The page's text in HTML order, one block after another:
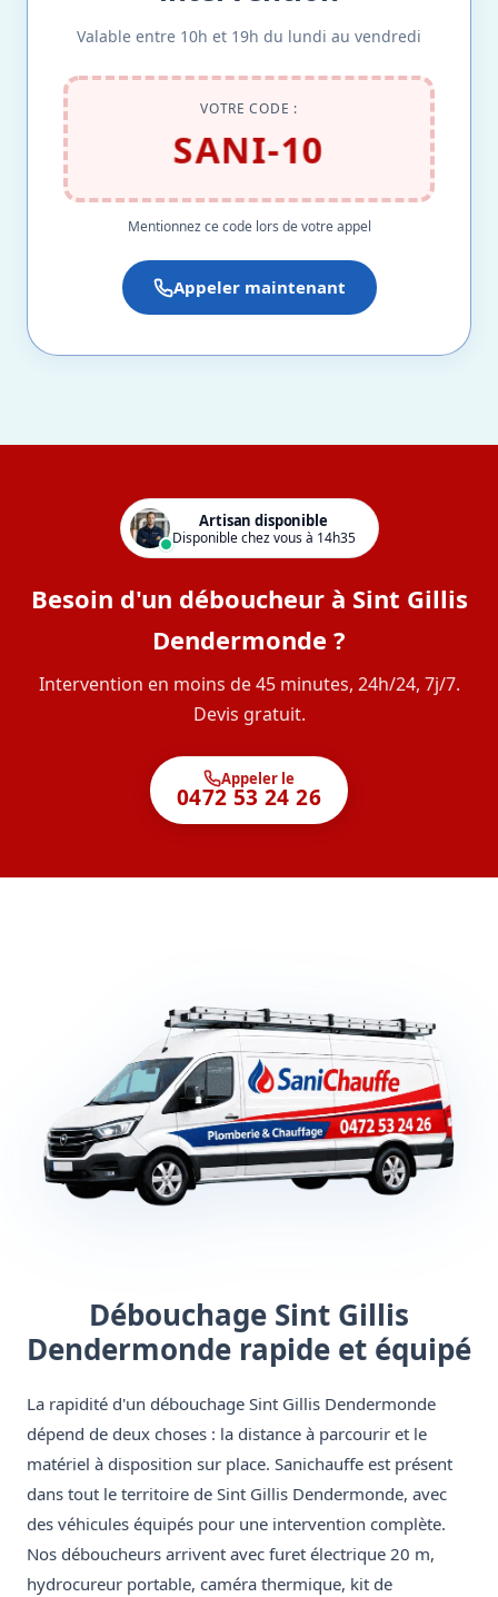
Valable entre 10h et 19h du lundi au vendredi
VOTRE CODE :
SANI-10
Mentionnez ce code lors de votre appel
Appeler maintenant
Artisan disponible
Disponible chez vous à 14h35
Besoin d'un déboucheur à Sint Gillis
Dendermonde ?
Intervention en moins de 45 minutes, 24h/24, 7j/7.
Devis gratuit.
Appeler le
0472 53 24 26
Débouchage Sint Gillis
Dendermonde rapide et équipé
La rapidité d'un débouchage Sint Gillis Dendermonde
dépend de deux choses : la distance à parcourir et le
matériel à disposition sur place. Sanichauffe est présent
dans tout le territoire de Sint Gillis Dendermonde, avec
des véhicules équipés pour une intervention complète.
Nos déboucheurs arrivent avec furet électrique 20 m,
hydrocureur portable, caméra thermique, kit de